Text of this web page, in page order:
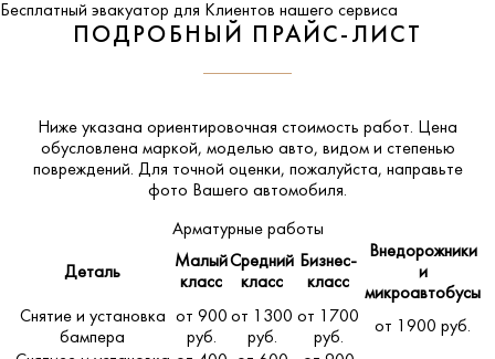
Бесплатный эвакуатор для Клиентов нашего сервиса
ПОДРОБНЫЙ ПРАЙС-ЛИСТ
Ниже указана ориентировочная стоимость работ. Цена
обусловлена маркой, моделью авто, видом и степенью
повреждений. Для точной оценки, пожалуйста, направьте
фото Вашего автомобиля.
Арматурные работы
Деталь
Малый
класс
Средний
класс
Бизнес-
класс
Внедорожники
и
микроавтобусы
Снятие и установка
бампера
от 900
руб.
от 1300
руб.
от 1700
руб.
от 1900 руб.